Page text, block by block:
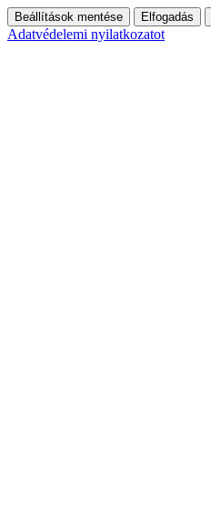
Beállítások mentése Elfogadás
Adatvédelemi nyilatkozatot